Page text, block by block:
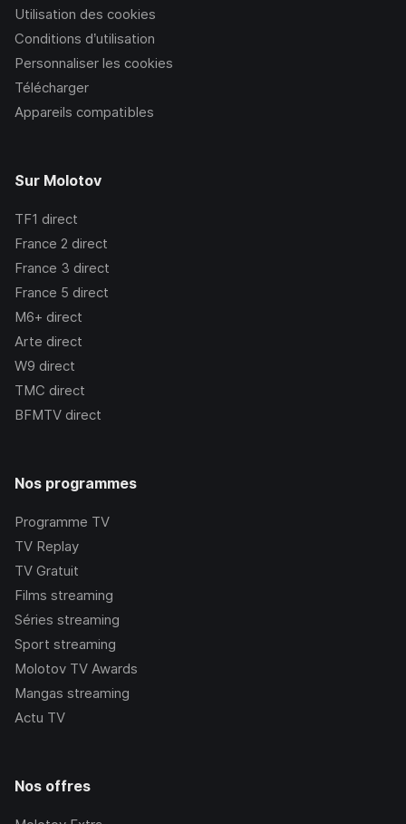
Utilisation des cookies
Conditions d’utilisation
Personnaliser les cookies
Télécharger
Appareils compatibles
Sur Molotov
TF1 direct
France 2 direct
France 3 direct
France 5 direct
M6+ direct
Arte direct
W9 direct
TMC direct
BFMTV direct
Nos programmes
Programme TV
TV Replay
TV Gratuit
Films streaming
Séries streaming
Sport streaming
Molotov TV Awards
Mangas streaming
Actu TV
Nos offres